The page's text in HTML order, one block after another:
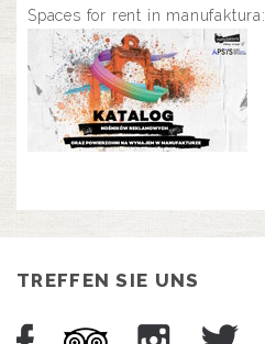
PLAN
ÜBER UNS
Spaces for rent in manufaktura:
TREFFEN SIE UNS